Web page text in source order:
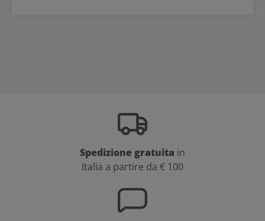
Spedizione gratuita in
Italia a partire da € 100